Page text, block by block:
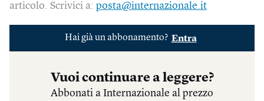
articolo. Scrivici a: posta@internazionale.it